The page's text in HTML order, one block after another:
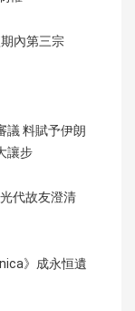
內第三宗
議 料賦予伊朗
讓步
代故友澄清
》成永恒遺